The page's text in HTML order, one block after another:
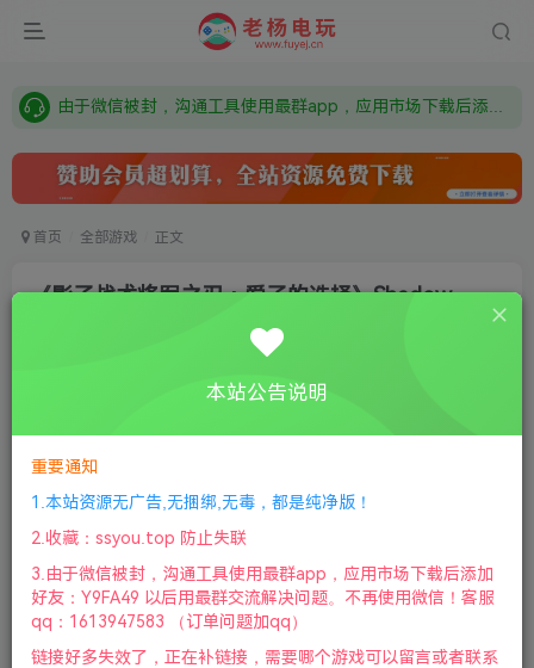
需要什么游戏请联系客服，若链接失效请联系客服，百度网盘边上的激活码也是解压密码
由于微信被封，沟通工具使用最群app，应用市场下载后添加好友：Y9FA49 以后用最群交流解决问题。不再使用微信！
首页 全部游戏 正文
《影子战术将军之刃：爱子的选择》Shadow
Tactics: Blades of the Shogun
①下载安装教程
库下载 ④ DX修复下载
版本介绍：v3.2.25|容量12GB|官方简体中文
版|+[爱子的选择]DLC|赠多项修改器|赠解锁
通关存档|2023年09月19号更新
本站公告说明
重要通知
1.本站资源无广告,无捆绑,无毒，都是纯净版！
2.收藏：ssyou.top 防止失联
3.由于微信被封，沟通工具使用最群app，应用市场下载后添加
好友：Y9FA49 以后用最群交流解决问题。不再使用微信！客服
qq：1613947583 （订单问题加qq）
链接好多失效了，正在补链接，需要哪个游戏可以留言或者联系